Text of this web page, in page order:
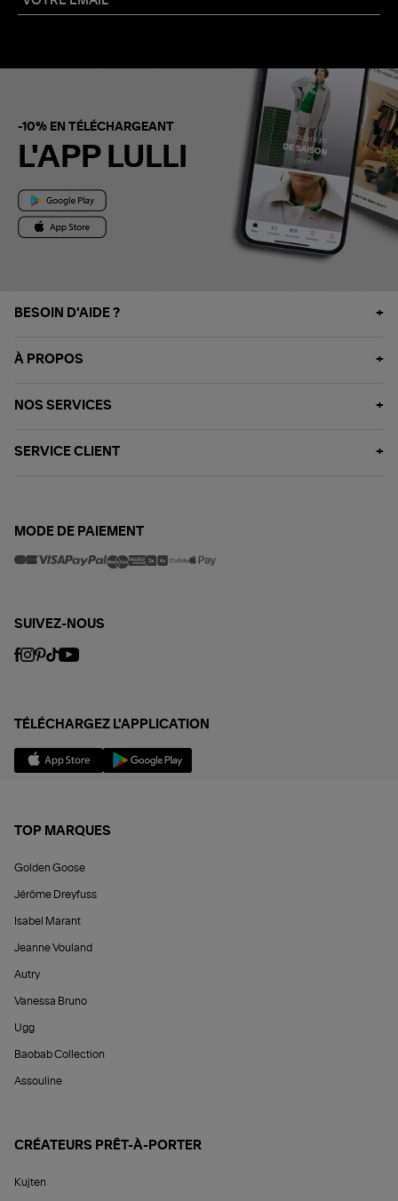
-10% EN TÉLÉCHARGEANT
L'APP LULLI
BESOIN D'AIDE ?
À PROPOS
NOS SERVICES
SERVICE CLIENT
MODE DE PAIEMENT
SUIVEZ-NOUS
TÉLÉCHARGEZ L'APPLICATION
TOP MARQUES
Golden Goose
Jérôme Dreyfuss
Isabel Marant
Jeanne Vouland
Autry
Vanessa Bruno
Ugg
Baobab Collection
Assouline
CRÉATEURS PRÊT-À-PORTER
Kujten